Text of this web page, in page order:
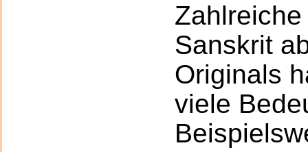
Sanskrit
Originals
viele